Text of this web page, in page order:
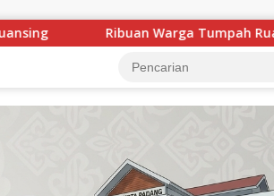
Ruah! Muklisin Lepas Hilir Perdana